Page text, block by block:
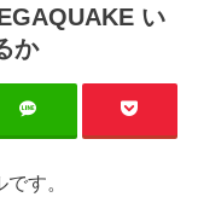
い
か
す。